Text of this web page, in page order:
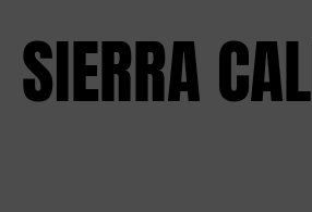
SIERRA